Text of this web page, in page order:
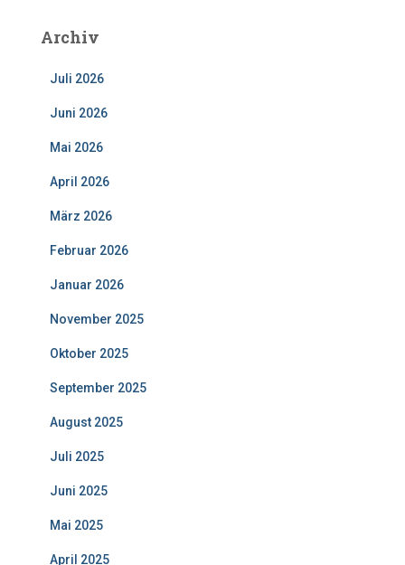
Archiv
Juli 2026
Juni 2026
Mai 2026
April 2026
März 2026
Februar 2026
Januar 2026
November 2025
Oktober 2025
September 2025
August 2025
Juli 2025
Juni 2025
Mai 2025
April 2025